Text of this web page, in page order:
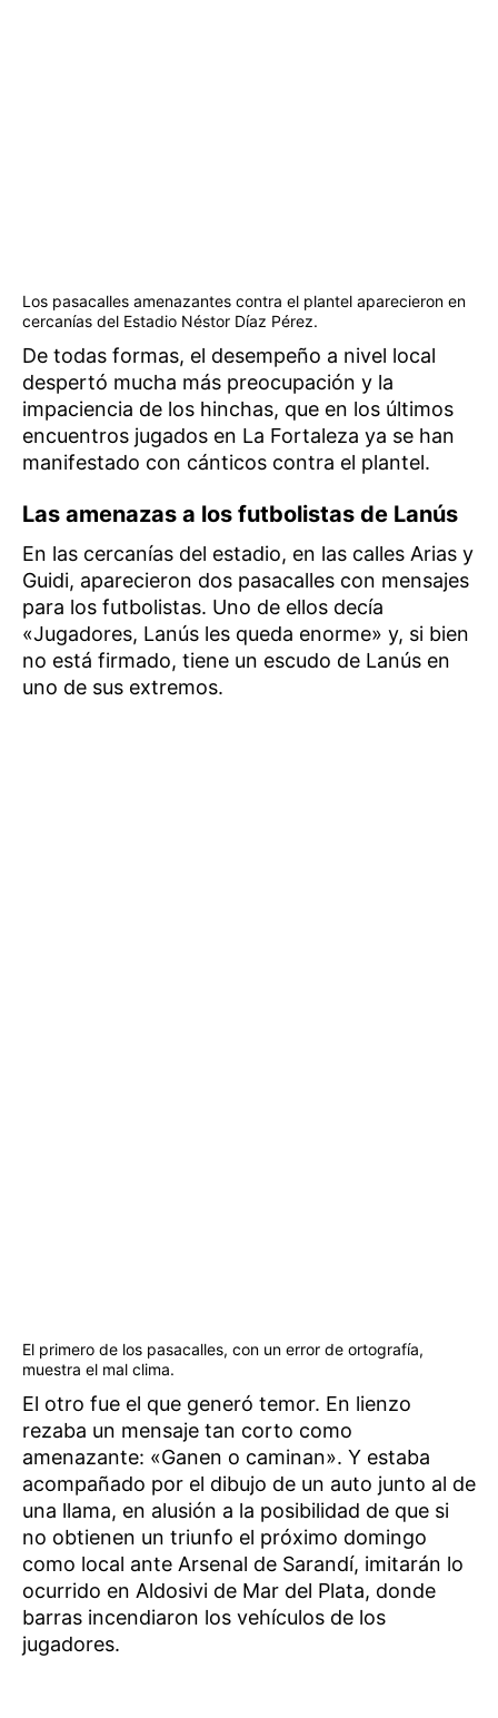
Los pasacalles amenazantes contra el plantel aparecieron en
cercanías del Estadio Néstor Díaz Pérez.
De todas formas, el desempeño a nivel local
despertó mucha más preocupación y la
impaciencia de los hinchas, que en los últimos
encuentros jugados en La Fortaleza ya se han
manifestado con cánticos contra el plantel.
Las amenazas a los futbolistas de Lanús
En las cercanías del estadio, en las calles Arias y
Guidi, aparecieron dos pasacalles con mensajes
para los futbolistas. Uno de ellos decía
«Jugadores, Lanús les queda enorme» y, si bien
no está firmado, tiene un escudo de Lanús en
uno de sus extremos.
El primero de los pasacalles, con un error de ortografía,
muestra el mal clima.
El otro fue el que generó temor. En lienzo
rezaba un mensaje tan corto como
amenazante: «Ganen o caminan». Y estaba
acompañado por el dibujo de un auto junto al de
una llama, en alusión a la posibilidad de que si
no obtienen un triunfo el próximo domingo
como local ante Arsenal de Sarandí, imitarán lo
ocurrido en Aldosivi de Mar del Plata, donde
barras incendiaron los vehículos de los
jugadores.